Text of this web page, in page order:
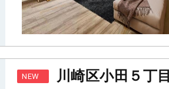
NEW
川崎区小田５丁